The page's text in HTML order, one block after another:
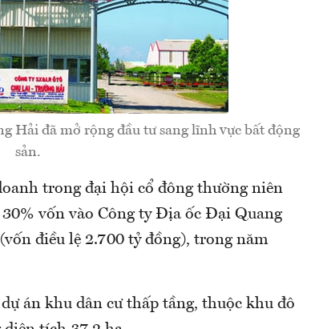
Hải đã mở rộng đầu tư sang lĩnh vực bất động
sản.
trong đại hội cổ đông thường niên
vốn vào Công ty Địa ốc Đại Quang
điều lệ 2.700 tỷ đồng), trong năm
án khu dân cư thấp tầng, thuộc khu đô